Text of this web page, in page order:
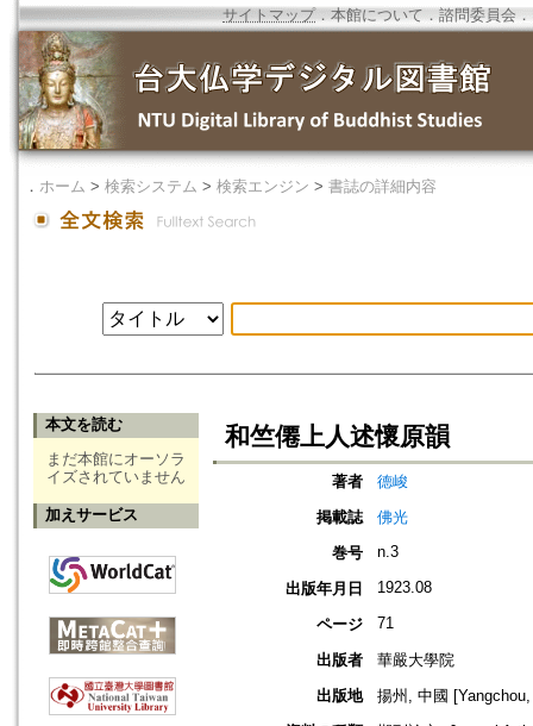
サイトマップ．本館について ． 諮問委員会 ．
． ホーム > 検索システム > 検索エンジン > 書誌の詳細内容
本文を読む
まだ本館にオーソラ
イズされていません
加えサービス
和竺僊上人述懷原韻
著者
德峻
掲載誌
佛光
巻号
n.3
出版年月日 1923.08
ページ 71
出版者
華嚴大學院
出版地
揚州, 中國